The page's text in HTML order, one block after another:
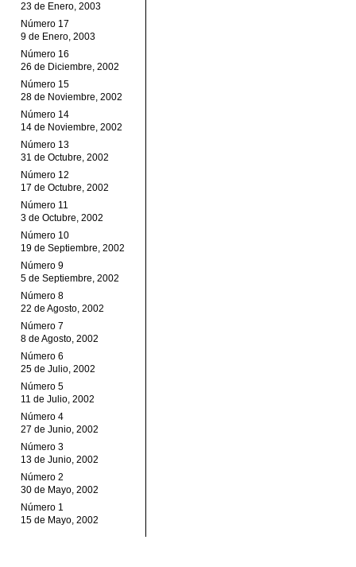
23 de Enero, 2003
Número 17
9 de Enero, 2003
Número 16
26 de Diciembre, 2002
Número 15
28 de Noviembre, 2002
Número 14
14 de Noviembre, 2002
Número 13
31 de Octubre, 2002
Número 12
17 de Octubre, 2002
Número 11
3 de Octubre, 2002
Número 10
19 de Septiembre, 2002
Número 9
5 de Septiembre, 2002
Número 8
22 de Agosto, 2002
Número 7
8 de Agosto, 2002
Número 6
25 de Julio, 2002
Número 5
11 de Julio, 2002
Número 4
27 de Junio, 2002
Número 3
13 de Junio, 2002
Número 2
30 de Mayo, 2002
Número 1
15 de Mayo, 2002